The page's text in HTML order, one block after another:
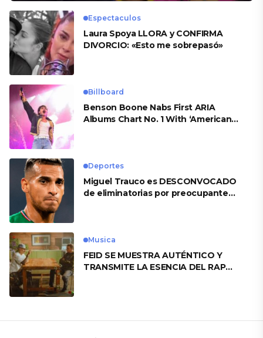
Espectaculos
Laura Spoya LLORA y CONFIRMA
DIVORCIO: «Esto me sobrepasó»
Billboard
Benson Boone Nabs First ARIA
Albums Chart No. 1 With ‘American
Deportes
Miguel Trauco es DESCONVOCADO
de eliminatorias por preocupante
Musica
FEID SE MUESTRA AUTÉNTICO Y
TRANSMITE LA ESENCIA DEL RAP